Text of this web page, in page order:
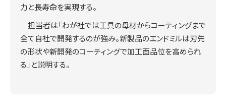
力と長寿命を実現する。
担当者は「わが社では工具の母材からコーティングまで
全て自社で開発するのが強み。新製品のエンドミルは刃先
の形状や新開発のコーティングで加工面品位を高められ
る」と説明する。